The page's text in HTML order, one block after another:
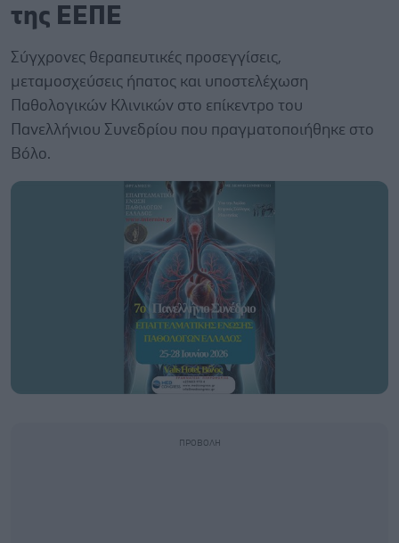
της ΕΕΠΕ
Σύγχρονες θεραπευτικές προσεγγίσεις,
μεταμοσχεύσεις ήπατος και υποστελέχωση
Παθολογικών Κλινικών στο επίκεντρο του
Πανελλήνιου Συνεδρίου που πραγματοποιήθηκε στο
Βόλο.